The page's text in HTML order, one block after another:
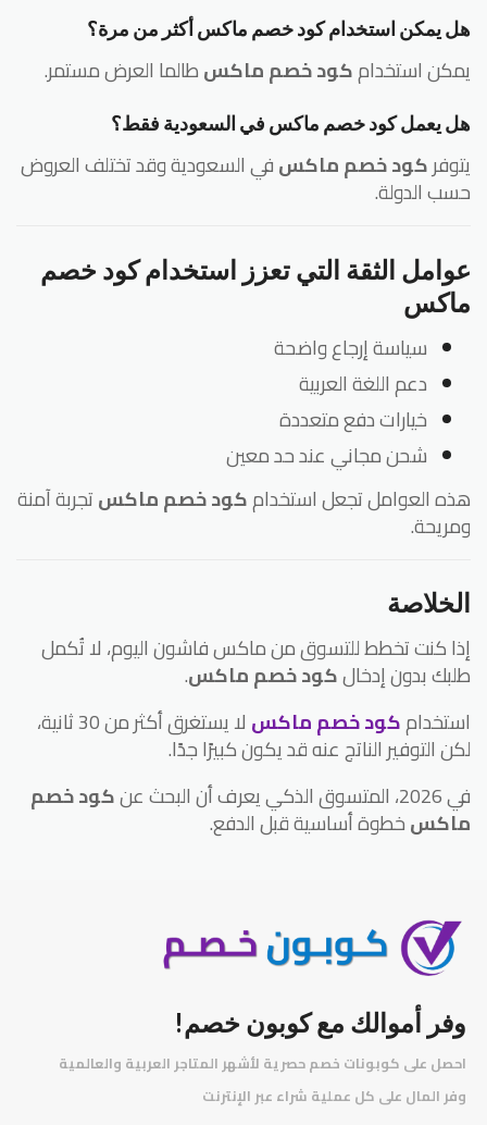
يمكن استخدام كود خصم ماكس أكثر من مرة؟
استخدامكود خصم ماكسطالما العرض مستمر.
يعمل كود خصم ماكس في السعودية فقط؟
كود خصم ماكسفي السعودية وقد تختلف العروض
الدولة.
الثقة التي تعزز استخدام كود خصم
سياسة إرجاع واضحة
دعم اللغة العربية
خيارات دفع متعددة
شحن مجاني عند حد معين
العوامل تجعل استخدامكود خصم ماكستجربة آمنة
كنت تخطط للتسوق من ماكس فاشون اليوم، لا تُكمل
بدون إدخالكود خصم ماكس.
كود خصم ماكسلا يستغرق أكثر من 30 ثانية،
التوفير الناتج عنه قد يكون كبيرًا جدًا.
كود خصم
خطوة أساسية قبل الدفع.
أموالك مع كوبون خصم!
على كوبونات خصم حصرية لأشهر المتاجر العربية والعالمية️
المال على كل عملية شراء عبر الإنترنت